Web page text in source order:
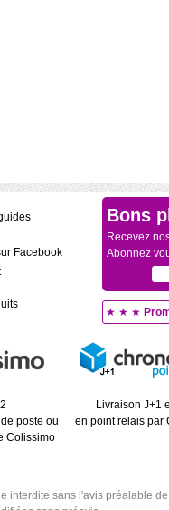
Facebook
Bons
Recevez
Abonnez
★ ★ ★
poste ou
Colissimo
Livraison J+1
en point relais par
interdite sans l'avis préalable